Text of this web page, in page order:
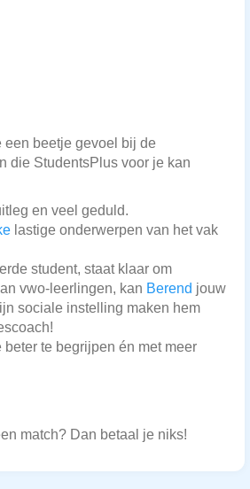
beetje gevoel bij de
die StudentsPlus voor je kan
en veel geduld.
lastige onderwerpen van het vak
student, staat klaar om
vwo-leerlingen, kan Berend jouw
sociale instelling maken hem
te begrijpen én met meer
match? Dan betaal je niks!